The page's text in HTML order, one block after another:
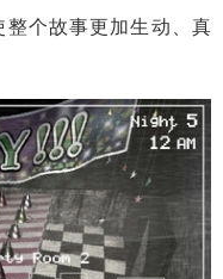
个故事更加生动、真